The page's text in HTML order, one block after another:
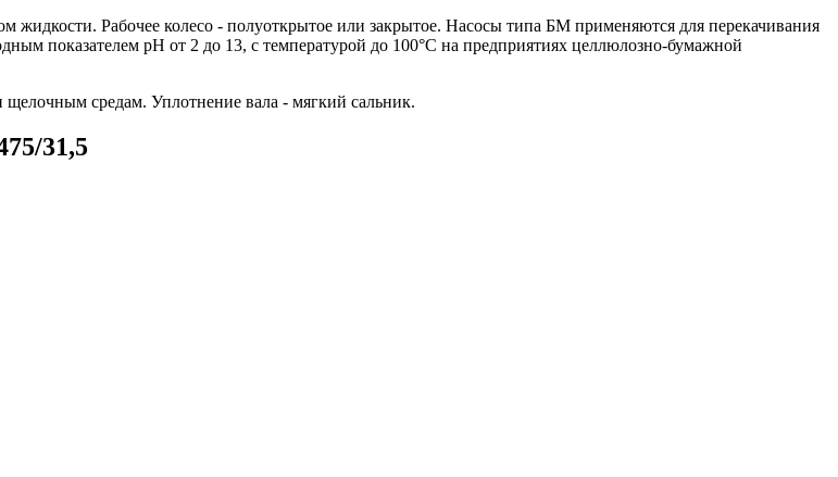
Рабочее колесо - полуоткрытое или закрытое. Насосы типа БМ применяются для перекачивания
показателем рН от 2 до 13, с температурой до 100°С на предприятиях целлюлозно-бумажной
средам. Уплотнение вала - мягкий сальник.
31,5